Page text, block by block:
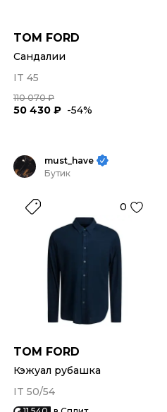
TOM FORD
Сандалии
IT 45
110 070 ₽
50 430 ₽ -54%
must_have
Бутик
0
TOM FORD
Кэжуал рубашка
IT 50/54